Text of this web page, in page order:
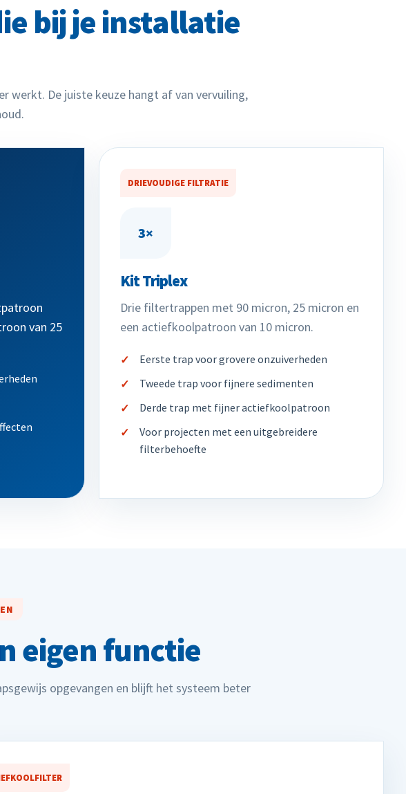
bij je installatie
De juiste keuze hangt af van vervuiling,
van 25
DRIEVOUDIGE FILTRATIE
3×
Kit Triplex
Drie filtertrappen met 90 micron, 25 micron en
een actiefkoolpatroon van 10 micron.
Eerste trap voor grovere onzuiverheden
Tweede trap voor fijnere sedimenten
Derde trap met fijner actiefkoolpatroon
Voor projecten met een uitgebreidere
filterbehoefte
eigen functie
opgevangen en blijft het systeem beter